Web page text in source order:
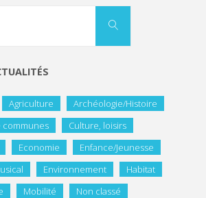
Agriculture
Archéologie/Histoire
communes
Culture, loisirs
Economie
Enfance/Jeunesse
Environnement
Habitat
Mobilité
Non classé